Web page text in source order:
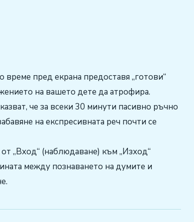
време пред екрана предоставя „готови“
на вашето дете да атрофира.
че за всеки 30 минути пасивно ръчно
на експресивната реч почти се
„Вход“ (наблюдаване) към „Изход“
между познаването на думите и